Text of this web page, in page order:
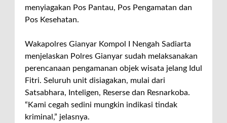
menyiagakan Pos Pantau, Pos Pengamatan dan
Pos Kesehatan.
Wakapolres Gianyar Kompol I Nengah Sadiarta
menjelaskan Polres Gianyar sudah melaksanakan
perencanaan pengamanan objek wisata jelang Idul
Fitri. Seluruh unit disiagakan, mulai dari
Satsabhara, Inteligen, Reserse dan Resnarkoba.
“Kami cegah sedini mungkin indikasi tindak
kriminal,” jelasnya.